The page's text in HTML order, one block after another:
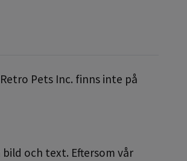
Pets Inc. finns inte på
och text. Eftersom vår